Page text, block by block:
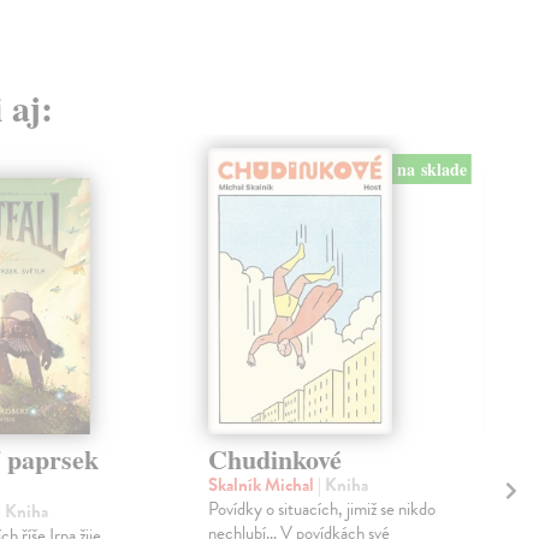
aj:
paprsek
| Kniha
na sklade
Chudinkové
Skalník Michal | Kniha
Povídky o situacích, jimiž se nikdo
nechlubí... V povídkách své